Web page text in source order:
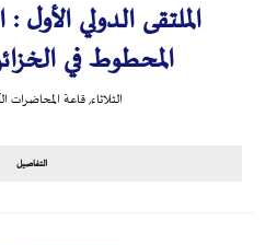
الملتقى الدولي الأول
المحطوط في
الثلاثاء,قاعة المحاضرات
التفاصيل